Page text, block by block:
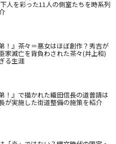
人を彩った11人の側室たちを時系列
！』茶々＝悪女はほぼ創作？秀吉が
家滅亡を背負わされた茶々(井上和)
る生涯
！』で描かれた織田信長の道普請は
が実施した街道整備の施策を紹介